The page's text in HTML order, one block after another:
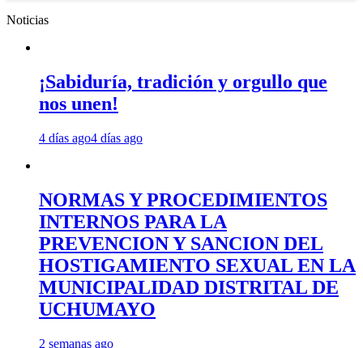
Noticias
¡Sabiduría, tradición y orgullo que
nos unen!
4 días ago4 días ago
NORMAS Y PROCEDIMIENTOS
INTERNOS PARA LA
PREVENCION Y SANCION DEL
HOSTIGAMIENTO SEXUAL EN LA
MUNICIPALIDAD DISTRITAL DE
UCHUMAYO
2 semanas ago